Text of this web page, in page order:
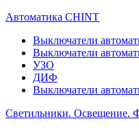
Автоматика CHINT
Выключатели
Выключатели
УЗО
ДИФ
Выключатели
Светильники. Освещение.